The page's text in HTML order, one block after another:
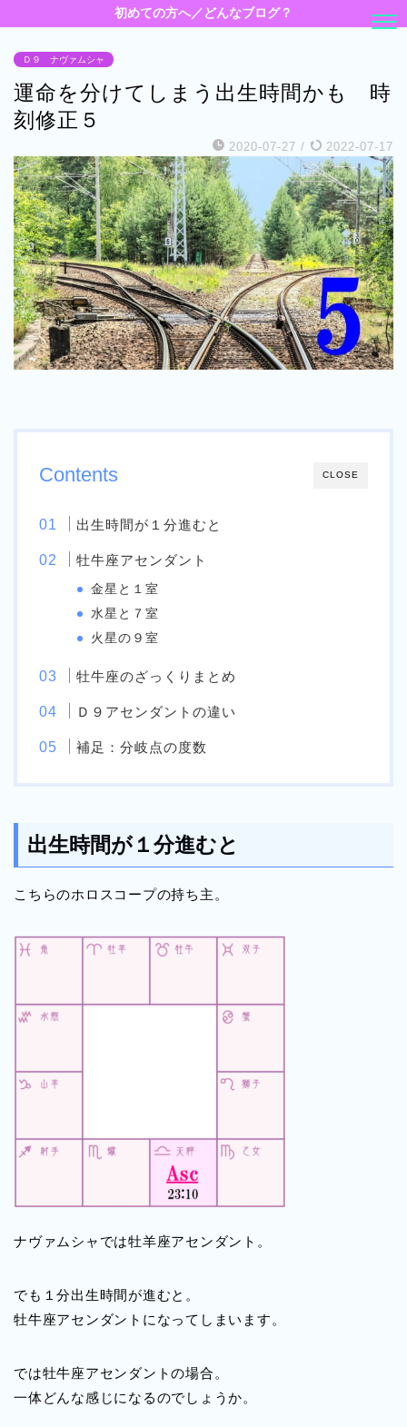
初めての方へ／どんなブログ？
Ｄ９ ナヴァムシャ
運命を分けてしまう出生時間かも 時
刻修正５
2020-07-27 / 2022-07-17
CLOSE
Contents
出生時間が１分進むと
牡牛座アセンダント
金星と１室
水星と７室
火星の９室
牡牛座のざっくりまとめ
Ｄ９アセンダントの違い
補足：分岐点の度数
出生時間が１分進むと
こちらのホロスコープの持ち主。
ナヴァムシャでは牡羊座アセンダント。
でも１分出生時間が進むと。
牡牛座アセンダントになってしまいます。
では牡牛座アセンダントの場合。
一体どんな感じになるのでしょうか。